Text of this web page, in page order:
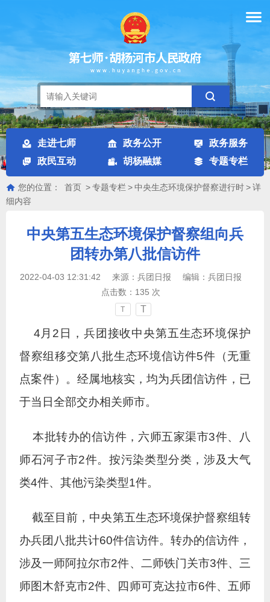
走进七师 政务公开
政务服务
政民互动
胡杨融媒 专题专栏
您的位置： 首页 >专题专栏 >中央生态环境保护督察进行时>详
细内容
中央第五生态环境保护督察组向兵
团转办第八批信访件
2022-04-03 12:31:42 来源： 兵团日报 编辑： 兵团日报
点击数： 135 次
T T
4月2日，兵团接收中央第五生态环境保护
督察组移交第八批生态环境信访件5件（无重
点案件）。经属地核实，均为兵团信访件，已
于当日全部交办相关师市。
本批转办的信访件，六师五家渠市3件、八
师石河子市2件。按污染类型分类，涉及大气
类4件、其他污染类型1件。
截至目前，中央第五生态环境保护督察组转
办兵团八批共计60件信访件。转办的信访件，
涉及一师阿拉尔市2件、二师铁门关市3件、三
师图木舒克市2件、四师可克达拉市6件、五师